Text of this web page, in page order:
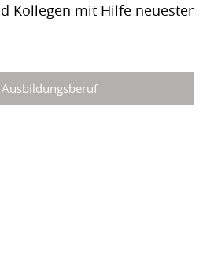
Kollegen mit Hilfe neuester